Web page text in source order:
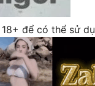
18+ để có thể sử
tôi. Xin chân